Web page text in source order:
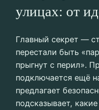
улицах: от
Главный секрет —
перестали быть
прыгнут с перил».
подключается ещё
предлагает
подсказывает,